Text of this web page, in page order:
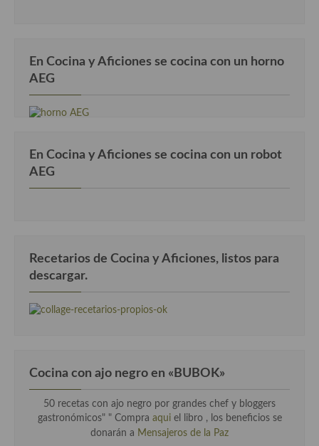
En Cocina y Aficiones se cocina con un horno
AEG
En Cocina y Aficiones se cocina con un robot
AEG
Recetarios de Cocina y Aficiones, listos para
descargar.
Cocina con ajo negro en «BUBOK»
50 recetas con ajo negro por grandes chef y bloggers
gastronómicos" " Compra aqui el libro , los beneficios se
donarán a Mensajeros de la Paz